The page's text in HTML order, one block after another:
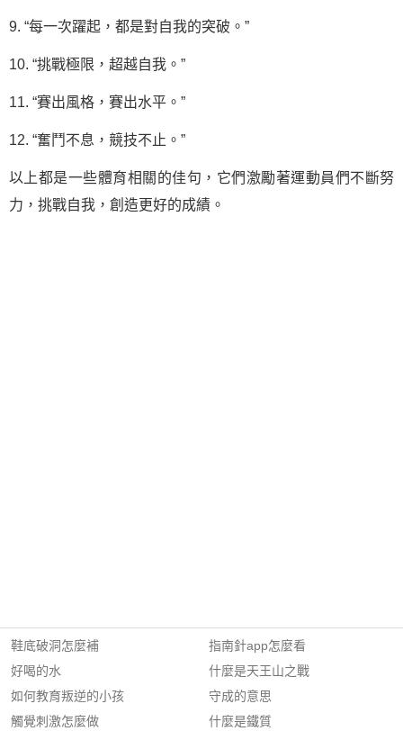
9. “每一次躍起，都是對自我的突破。”
10. “挑戰極限，超越自我。”
11. “賽出風格，賽出水平。”
12. “奮鬥不息，競技不止。”
以上都是一些體育相關的佳句，它們激勵著運動員們不斷努
力，挑戰自我，創造更好的成績。
鞋底破洞怎麼補
好喝的水
如何教育叛逆的小孩
觸覺刺激怎麼做
指南針app怎麼看
什麼是天王山之戰
守成的意思
什麼是鐵質